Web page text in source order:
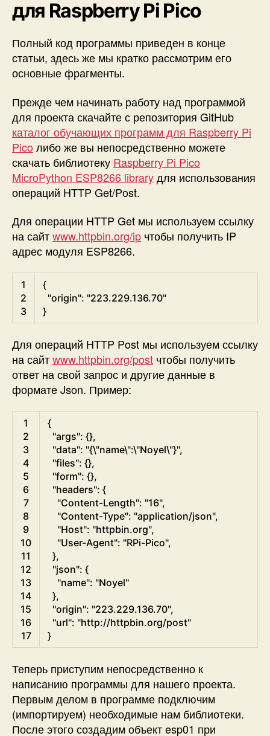
для Raspberry Pi Pico
Полный код программы приведен в конце
статьи, здесь же мы кратко рассмотрим его
основные фрагменты.
Прежде чем начинать работу над программой
для проекта скачайте с репозитория GitHub
каталог обучающих программ для Raspberry Pi
Pico либо же вы непосредственно можете
скачать библиотеку Raspberry Pi Pico
MicroPython ESP8266 libraryдля использования
операций HTTP Get/Post.
Для операции HTTP Get мы используем ссылку
на сайтwww.httpbin.org/ip чтобы получить IP
адрес модуля ESP8266.
1
2
3
{
"origin": "223.229.136.70"
}
Для операций HTTP Post мы используем ссылку
на сайтwww.httpbin.org/post чтобы получить
ответ на свой запрос и другие данные в
формате Json. Пример:
1
2
3
4
5
6
7
8
9
10
11
12
13
14
15
16
17
{
"args": {},
"data": "{\"name\":\"Noyel\"}",
"files": {},
"form": {},
"headers": {
"Content-Length": "16",
"Content-Type": "application/json",
"Host": "httpbin.org",
"User-Agent": "RPi-Pico",
},
"json": {
"name": "Noyel"
},
"origin": "223.229.136.70",
"url": "http://httpbin.org/post"
}
Теперь приступим непосредственно к
написанию программы для нашего проекта.
Первым делом в программе подключим
(импортируем) необходимые нам библиотеки.
После этого создадим объект esp01 при